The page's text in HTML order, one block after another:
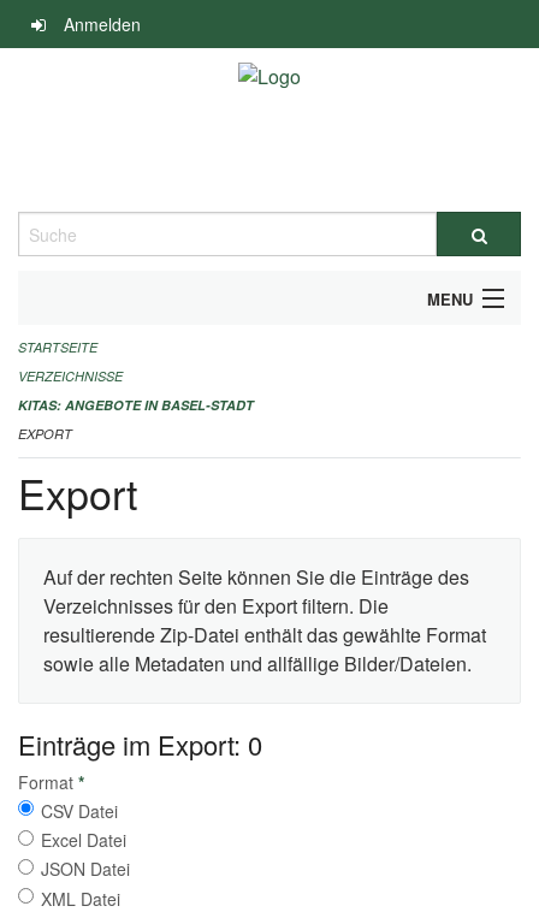
Navigation
überspringen
Anmelden
Suche
MENU
ALLGEMEINE INFORMATIONEN
IMPRESSUM
STARTSEITE
VERZEICHNISSE
KITAS: ANGEBOTE IN BASEL-STADT
EXPORT
Export
Auf der rechten Seite können Sie die Einträge des
Verzeichnisses für den Export filtern. Die
resultierende Zip-Datei enthält das gewählte Format
sowie alle Metadaten und allfällige Bilder/Dateien.
Einträge im Export: 0
Format *
CSV Datei
Excel Datei
JSON Datei
XML Datei